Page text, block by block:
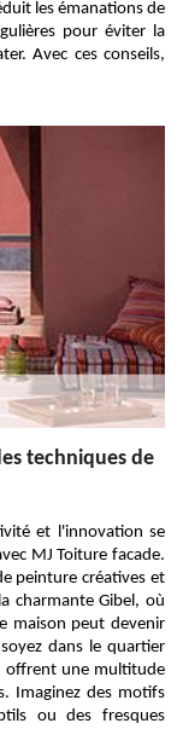
les émanations de
pour éviter la
Avec ces conseils,
techniques de
et l'innovation se
MJ Toiture facade.
peinture créatives et
charmante Gibel, où
maison peut devenir
dans le quartier
offrent une multitude
Imaginez des motifs
ou des fresques